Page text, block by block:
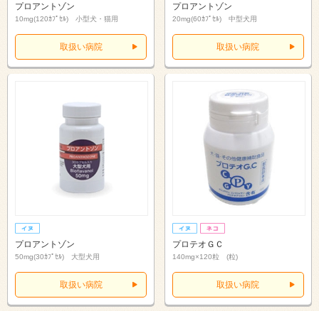
プロアントゾン
10mg(120ｶﾌﾟｾﾙ) 小型犬・猫用
取扱い病院
プロアントゾン
20mg(60ｶﾌﾟｾﾙ) 中型犬用
取扱い病院
プロアントゾン
50mg(30ｶﾌﾟｾﾙ) 大型犬用
取扱い病院
プロテオＧＣ
140mg×120粒 (粒)
取扱い病院